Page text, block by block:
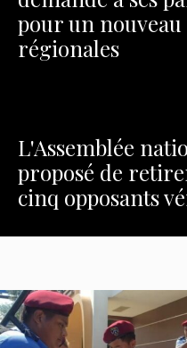
pour un
régionales
L'Assemblée
proposé de
cinq opposants